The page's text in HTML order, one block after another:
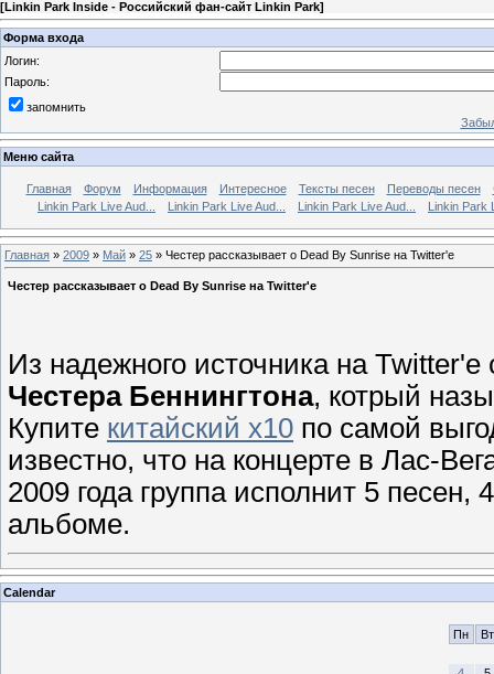
[Linkin Park Inside - Российский фан-сайт Linkin Park]
Форма входа
Логин:
Пароль:
запомнить
Меню сайта
Главная Форум Информация Интересное Тексты песен Переводы песен
Linkin Park Live Aud...
Linkin Park Live Aud... Linkin Park Live Aud... Linkin Park
Главная » 2009 » Май » 25 » Честер рассказывает о Dead By Sunrise на Twitter'е
Честер рассказывает о Dead By Sunrise на Twitter'е
Из надежного источника на
Честера Беннингтона, котрый
Купите китайский x10 по самой
известно, что на концерте в Лас-
2009 года группа исполнит 5
альбоме.
Calendar
Пн Вт